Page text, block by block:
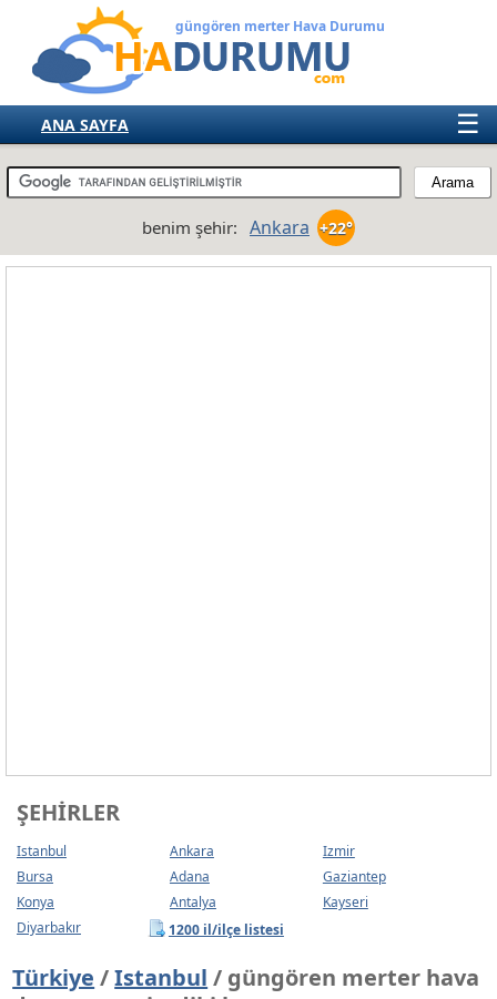
güngören merter Hava Durumu
☰
ANA SAYFA
TÜRKİYE
AVRUPA
benim şehir: Ankara +22°
ŞEHIRLER
Istanbul Ankara
Izmir
Bursa
Adana
Gaziantep
Konya
Antalya
Kayseri
Diyarbakır
1200 il/ilçe listesi
Türkiye /Istanbul / güngören merter hava